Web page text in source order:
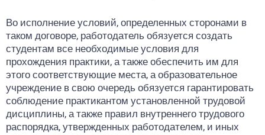
Во исполнение условий, определенных сторонами в
таком договоре, работодатель обязуется создать
студентам все необходимые условия для
прохождения практики, а также обеспечить им для
этого соответствующие места, а образовательное
учреждение в свою очередь обязуется гарантировать
соблюдение практикантом установленной трудовой
дисциплины, а также правил внутреннего трудового
распорядка, утвержденных работодателем, и иных